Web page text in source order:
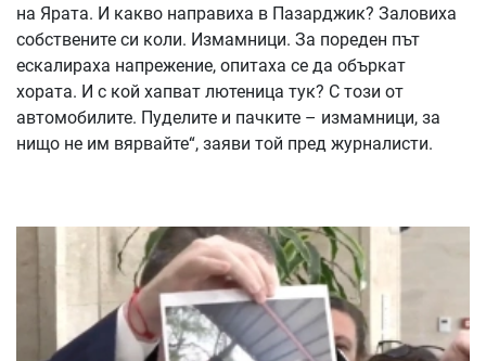
на Ярата. И какво направиха в Пазарджик? Заловиха
собствените си коли. Измамници. За пореден път
ескалираха напрежение, опитаха се да объркат
хората. И с кой хапват лютеница тук? С този от
автомобилите. Пуделите и пачките – измамници, за
нищо не им вярвайте“, заяви той пред журналисти.